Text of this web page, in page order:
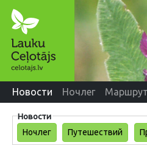
Новости Ночлег
Новости
Ночлег
Путешествий